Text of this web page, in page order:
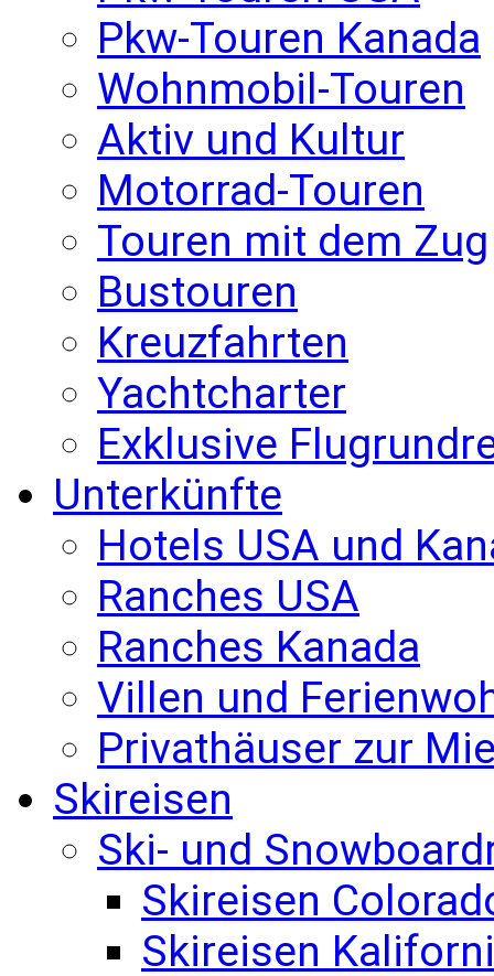
Pkw-Touren Kanada
Wohnmobil-Touren
Aktiv und Kultur
Motorrad-Touren
Touren mit dem Zug
Bustouren
Kreuzfahrten
Yachtcharter
Exklusive
Unterkünfte
Hotels USA und
Ranches USA
Ranches Kanada
Villen und
Privathäuser zur
Skireisen
Ski- und
Skireisen
Skireisen